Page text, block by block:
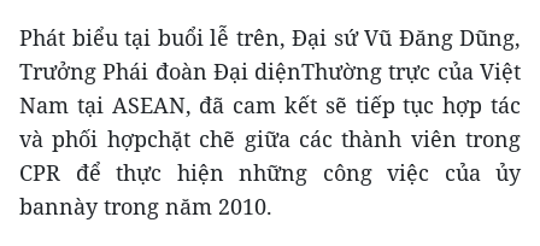
Phát biểu tại buổi lễ trên, Đại sứ Vũ Đăng Dũng,
Trưởng Phái đoàn Đại diệnThường trực của Việt
Nam tại ASEAN, đã cam kết sẽ tiếp tục hợp tác
và phối hợpchặt chẽ giữa các thành viên trong
CPR để thực hiện những công việc của ủy
bannày trong năm 2010.